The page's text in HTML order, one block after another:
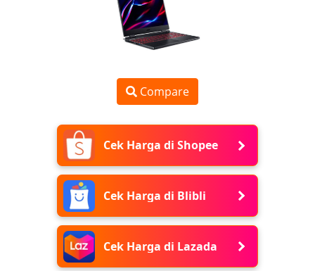
Compare
Cek Harga di Shopee
Cek Harga di Blibli
Cek Harga di Lazada